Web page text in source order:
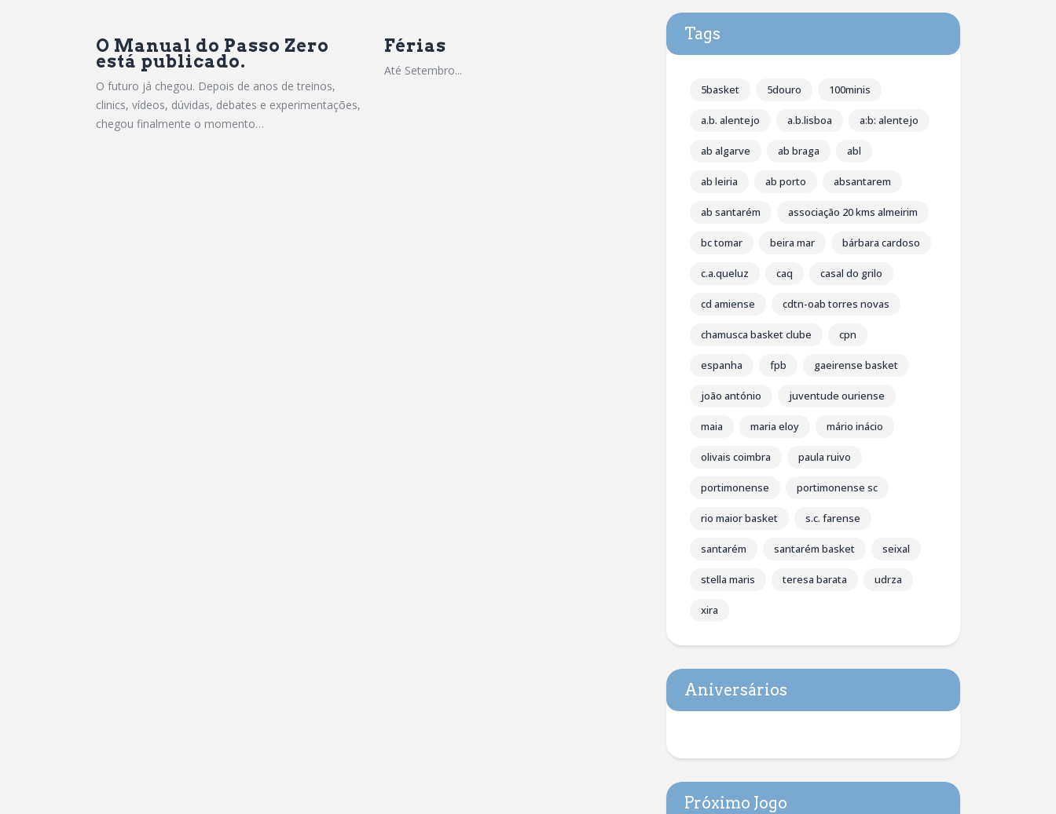
O Manual do Passo Zero
está publicado.
O futuro já chegou. Depois de anos de treinos,
clinics, vídeos, dúvidas, debates e experimentações,
chegou finalmente o momento…
Férias
Até Setembro...
Tags
5basket 5douro 100minis
a.b. alentejo a.b.lisboa a:b: alentejo
ab algarve ab braga abl
ab leiria ab porto absantarem
ab santarém associação 20 kms almeirim
bc tomar beira mar bárbara cardoso
c.a.queluz caq casal do grilo
cd amiense cdtn-oab torres novas
chamusca basket clube cpn
espanha fpb gaeirense basket
joão antónio juventude ouriense
maia maria eloy mário inácio
olivais coimbra paula ruivo
portimonense portimonense sc
rio maior basket s.c. farense
santarém santarém basket seixal
stella maris teresa barata udrza
xira
Aniversários
Próximo Jogo